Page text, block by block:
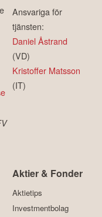
Ansvariga för
tjänsten:
Daniel Åstrand
(VD)
Kristoffer Matsson
(IT)
Aktier & Fonder
Aktietips
Investmentbolag